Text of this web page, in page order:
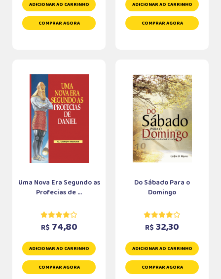
ADICIONAR AO CARRINHO
COMPRAR AGORA
ADICIONAR AO CARRINHO
COMPRAR AGORA
Uma Nova Era Segundo as
Profecias de ...
R$ 74,80
ADICIONAR AO CARRINHO
COMPRAR AGORA
Do Sábado Para o
Domingo
R$ 32,30
ADICIONAR AO CARRINHO
COMPRAR AGORA